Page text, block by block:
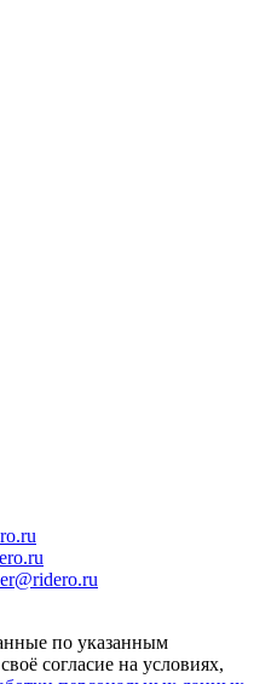
по указанным
согласие на условиях,